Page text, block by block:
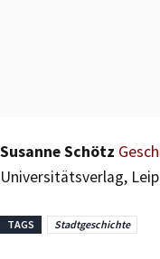
Susanne Schötz
Universitätsverlag,
TAGS Stadtgeschichte